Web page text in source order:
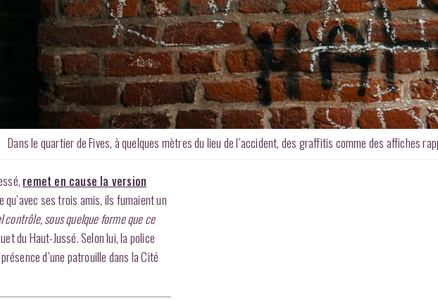
Dans le quartier de Fives, à quelques mètres du lieu de l’accident, des graffitis comme des affiches
remet en cause la version
qu’avec ses trois amis, ils fumaient un
contrôle, sous quelque forme que ce
du Haut-Jussé. Selon lui, la police
d’une patrouille dans la Cité